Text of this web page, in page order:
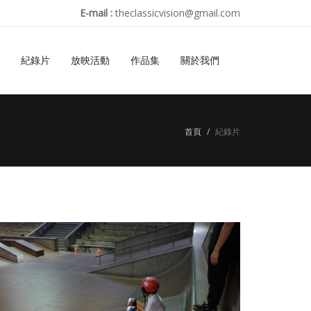
E-mail :theclassicvision@gmail.com
紀錄片 放映活動 作品集 關於我們
首頁 紀錄片